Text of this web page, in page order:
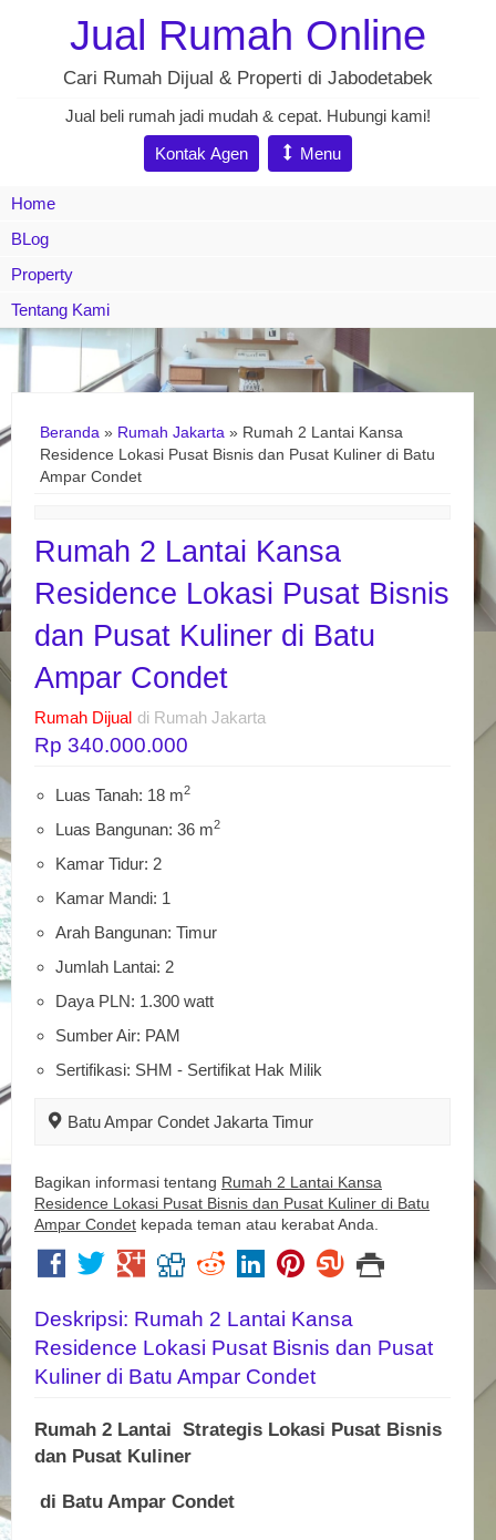
Jual Rumah Online
Cari Rumah Dijual & Properti di Jabodetabek
Jual beli rumah jadi mudah & cepat. Hubungi kami!
Kontak Agen
Menu
Home
BLog
Property
Tentang Kami
Beranda » Rumah Jakarta » Rumah 2 Lantai Kansa
Residence Lokasi Pusat Bisnis dan Pusat Kuliner di Batu
Ampar Condet
Rumah 2 Lantai Kansa
Residence Lokasi Pusat Bisnis
dan Pusat Kuliner di Batu
Ampar Condet
Rumah Dijual di Rumah Jakarta
Rp 340.000.000
Luas Tanah: 18 m2
Luas Bangunan: 36 m2
Kamar Tidur: 2
Kamar Mandi: 1
Arah Bangunan: Timur
Jumlah Lantai: 2
Daya PLN: 1.300 watt
Sumber Air: PAM
Sertifikasi: SHM - Sertifikat Hak Milik
Batu Ampar Condet Jakarta Timur
Bagikan informasi tentang Rumah 2 Lantai Kansa
Residence Lokasi Pusat Bisnis dan Pusat Kuliner di Batu
Ampar Condet kepada teman atau kerabat Anda.
Deskripsi: Rumah 2 Lantai Kansa
Residence Lokasi Pusat Bisnis dan Pusat
Kuliner di Batu Ampar Condet
Rumah 2 Lantai Strategis Lokasi Pusat Bisnis
dan Pusat Kuliner
di Batu Ampar Condet